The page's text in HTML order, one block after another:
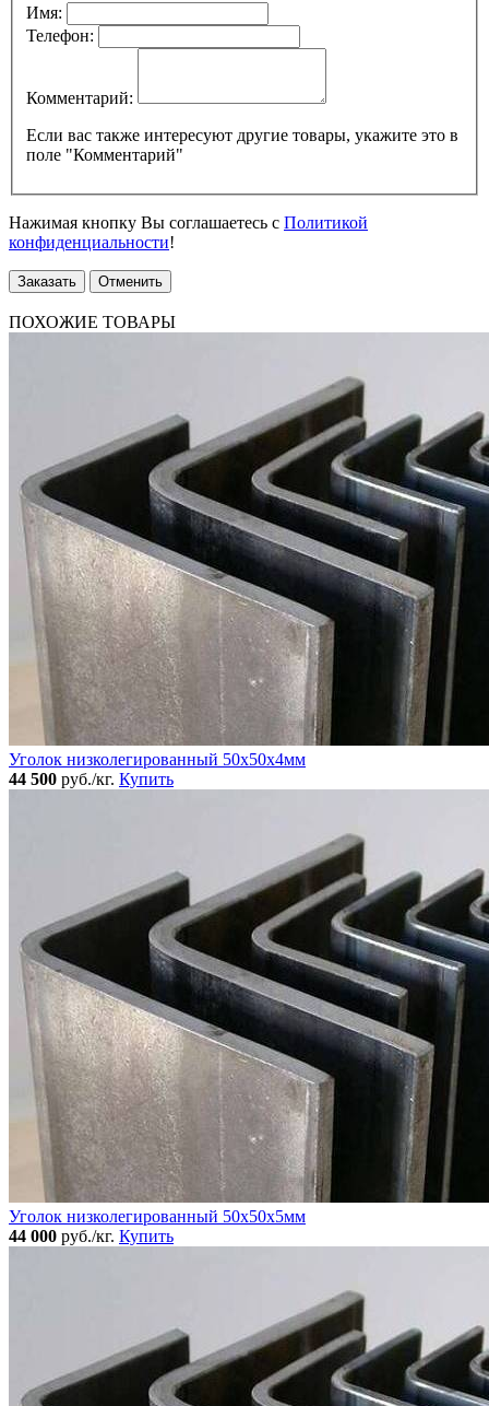
Имя:
Телефон:
Комментарий:
Если вас также интересуют другие товары, укажите это в
поле "Комментарий"
Нажимая кнопку Вы соглашаетесь с Политикой
конфиденциальности!
Заказать Отменить
ПОХОЖИЕ ТОВАРЫ
Уголок низколегированный 50x50х4мм
44 500 руб./кг. Купить
Уголок низколегированный 50x50х5мм
44 000 руб./кг. Купить